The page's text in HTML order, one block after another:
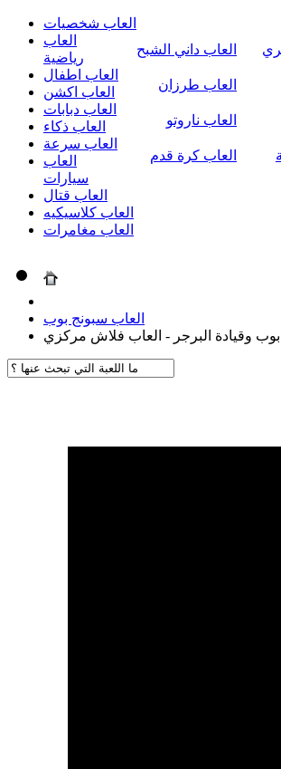
العاب شخصيات
العاب داني الشبح
العاب طرزان
العاب ناروتو
العاب
رياضية
العاب كرة قدم
العاب اطفال
العاب اكشن
العاب دبابات
العاب ذكاء
العاب سرعة
العاب
سيارات
العاب قتال
العاب كلاسيكيه
العاب مغامرات
العاب سبونج بوب
بوب وقيادة البرجر - العاب فلاش مركزي